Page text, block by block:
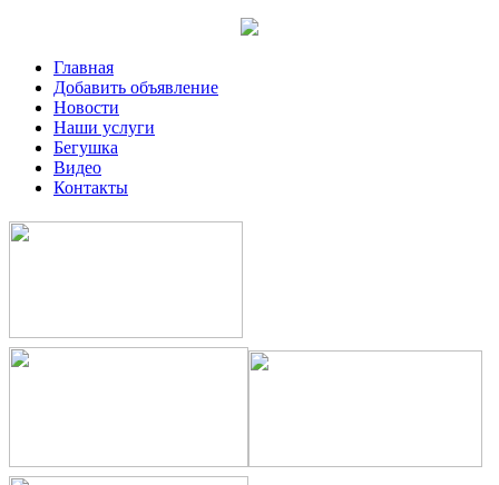
Главная
Добавить объявление
Новости
Наши услуги
Бегушка
Видео
Контакты